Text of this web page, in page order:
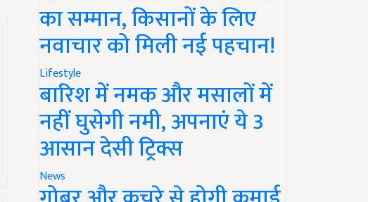
का सम्मान, किसानों के लिए
नवाचार को मिली नई पहचान!
Lifestyle
बारिश में नमक और मसालों में
नहीं घुसेगी नमी, अपनाएं ये 3
आसान देसी ट्रिक्स
News